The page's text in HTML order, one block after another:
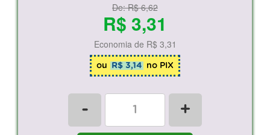
De:R$ 6,62
R$ 3,31
Economia de R$ 3,31
ou R$ 3,14 no PIX
- +